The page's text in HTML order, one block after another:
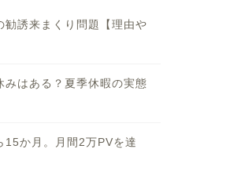
勧誘来まくり問題【理由や
みはある？夏季休暇の実態
15か月。月間2万PVを達